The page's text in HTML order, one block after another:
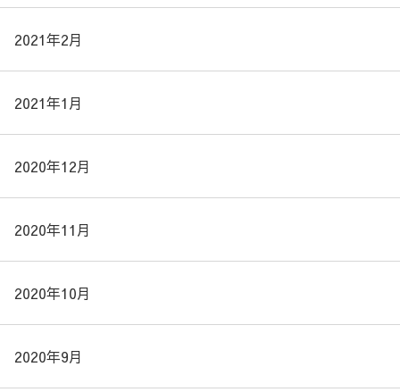
2021年2月
2021年1月
2020年12月
2020年11月
2020年10月
2020年9月